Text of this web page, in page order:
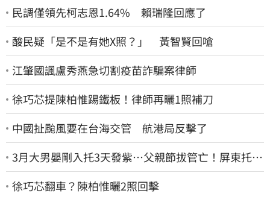
民調僅領先柯志恩1.64% 賴瑞隆回應了
酸民疑「是不是有她X照？」 黃智賢回嗆
江肇國諷盧秀燕急切割疫苗詐騙案律師
徐巧芯提陳柏惟踢鐵板！律師再曬1照補刀
中國扯颱風要在台海交管 航港局反擊了
3月大男嬰剛入托3天發紫…父親節拔管亡！屏東托嬰
中心回9字
徐巧芯翻車？陳柏惟曬2照回擊